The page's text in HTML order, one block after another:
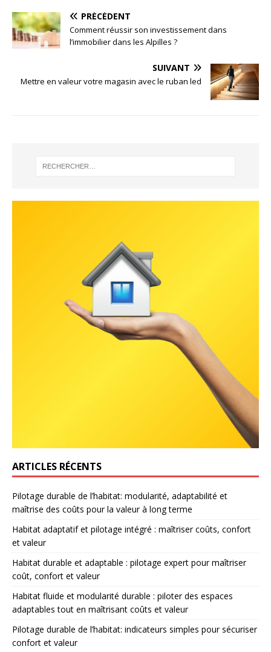
PRÉCÉDENT
Comment réussir son investissement dans
l’immobilier dans les Alpilles ?
SUIVANT
Mettre en valeur votre magasin avec le ruban led
ARTICLES RÉCENTS
Pilotage durable de l’habitat: modularité, adaptabilité et
maîtrise des coûts pour la valeur à long terme
Habitat adaptatif et pilotage intégré : maîtriser coûts, confort
et valeur
Habitat durable et adaptable : pilotage expert pour maîtriser
coût, confort et valeur
Habitat fluide et modularité durable : piloter des espaces
adaptables tout en maîtrisant coûts et valeur
Pilotage durable de l’habitat: indicateurs simples pour sécuriser
confort et valeur